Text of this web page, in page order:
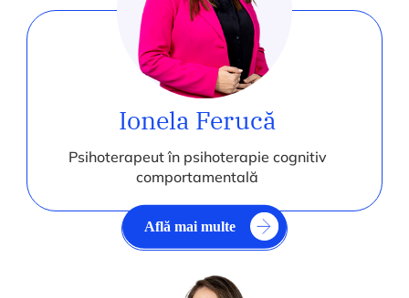
Ionela Ferucă
Psihoterapeut în psihoterapie cognitiv
comportamentală
Află mai multe